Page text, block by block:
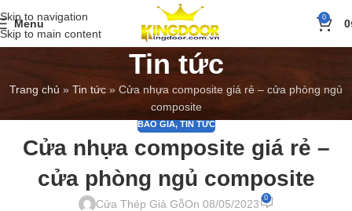
Skip to navigation
Skip to main content
Menu 0 0
Tin tức
Trang chủ » Tin tức » Cửa nhựa composite giá rẻ – cửa phòng ngủ
composite
BÁO GIÁ, TIN TỨC
Cửa nhựa composite giá rẻ –
cửa phòng ngủ composite
Cửa Thép Giả GỗOn 08/05/2023 0